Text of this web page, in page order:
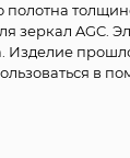
полотна
зеркал AGC.
Изделие
в